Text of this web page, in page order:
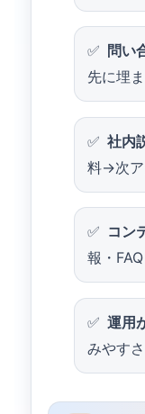
問い
先に埋
社内
料→次ア
コン
報・
運用
みやす